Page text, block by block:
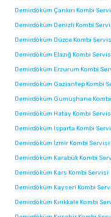
Demirdöküm Çankırı Kombi
Demirdöküm Denizli Kombi
Demirdöküm Düzce Kombi
Demirdöküm Elazığ Kombi
Demirdöküm Erzurum Kombi
Demirdöküm Gaziantep Kombi
Demirdöküm Gümüşhane
Demirdöküm Hatay Kombi
Demirdöküm Isparta Kombi
Demirdöküm İzmir Kombi Servisi
Demirdöküm Karabük Kombi
Demirdöküm Kars Kombi Servisi
Demirdöküm Kayseri Kombi
Demirdöküm Kırıkkale Kombi